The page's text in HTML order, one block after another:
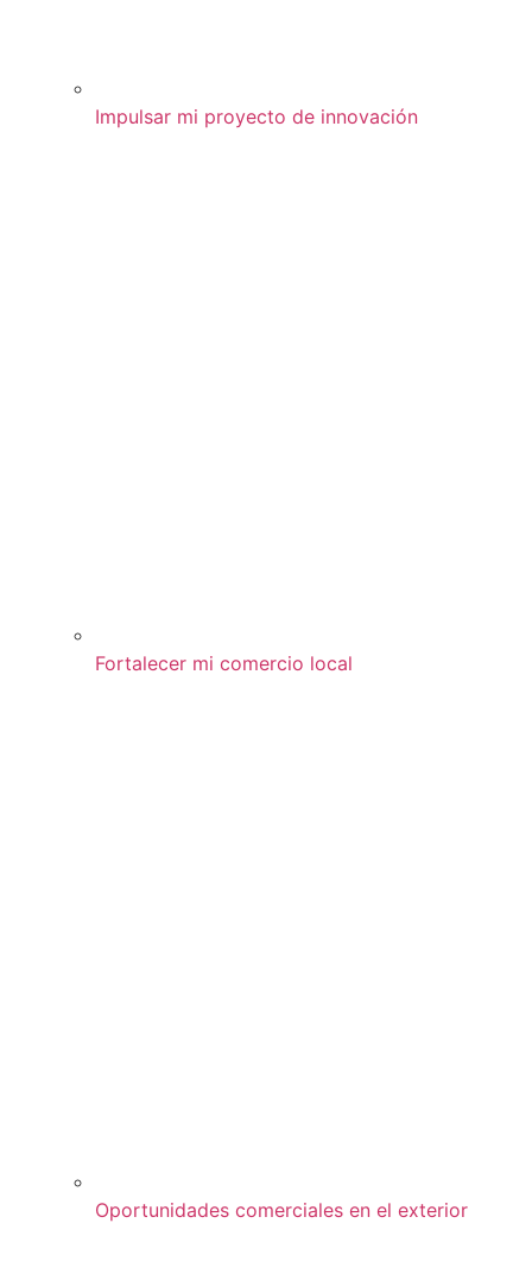
Impulsar mi proyecto de innovación
Fortalecer mi comercio local
Oportunidades comerciales en el exterior